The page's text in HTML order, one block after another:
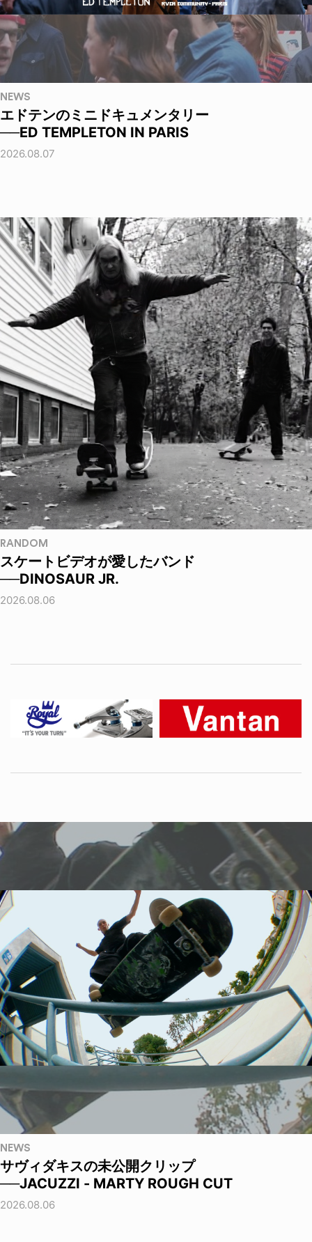
NEWS
エドテンのミニドキュメンタリー
──ED TEMPLETON IN PARIS
2026.08.07
RANDOM
スケートビデオが愛したバンド
──DINOSAUR JR.
2026.08.06
NEWS
サヴィダキスの未公開クリップ
──JACUZZI - MARTY ROUGH CUT
2026.08.06